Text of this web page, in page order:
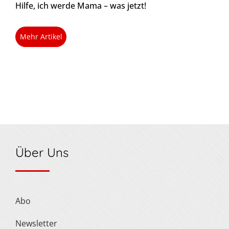
Hilfe, ich werde Mama – was jetzt!
Mehr Artikel
Über Uns
Abo
Newsletter